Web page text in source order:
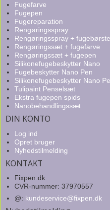
Fugefarve
Fugepen
Fugereparation
Rengøringsspray
Rengøringsspray + fugebørste
Rengøringssæt + fugefarve
Rengøringssæt + fugepen
Silikonefugebeskytter Nano
Fugebeskytter Nano Pen
Silikonefugebeskytter Nano
Tulipaint Penselsæt
Ekstra fugepen spids
Nanobehandlingssæt
DIN KONTO
Log ind
Opret bruger
Nyhedstilmelding
KONTAKT
Fixpen.dk
CVR-nummer: 37970557
@: kundeservice@fixpen.dk